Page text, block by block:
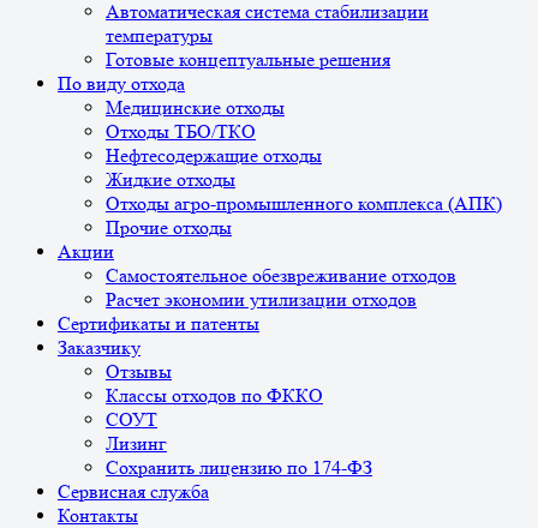
Автоматическая система стабилизации
температуры
Готовые концептуальные решения
По виду отхода
Медицинские отходы
Отходы ТБО/ТКО
Нефтесодержащие отходы
Жидкие отходы
Отходы агро-промышленного комплекса (АПК)
Прочие отходы
Акции
Самостоятельное обезвреживание отходов
Расчет экономии утилизации отходов
Сертификаты и патенты
Заказчику
Отзывы
Классы отходов по ФККО
СОУТ
Лизинг
Сохранить лицензию по 174-ФЗ
Сервисная служба
Контакты